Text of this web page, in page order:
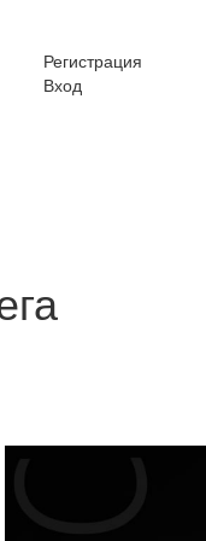
Регистрация
Вход